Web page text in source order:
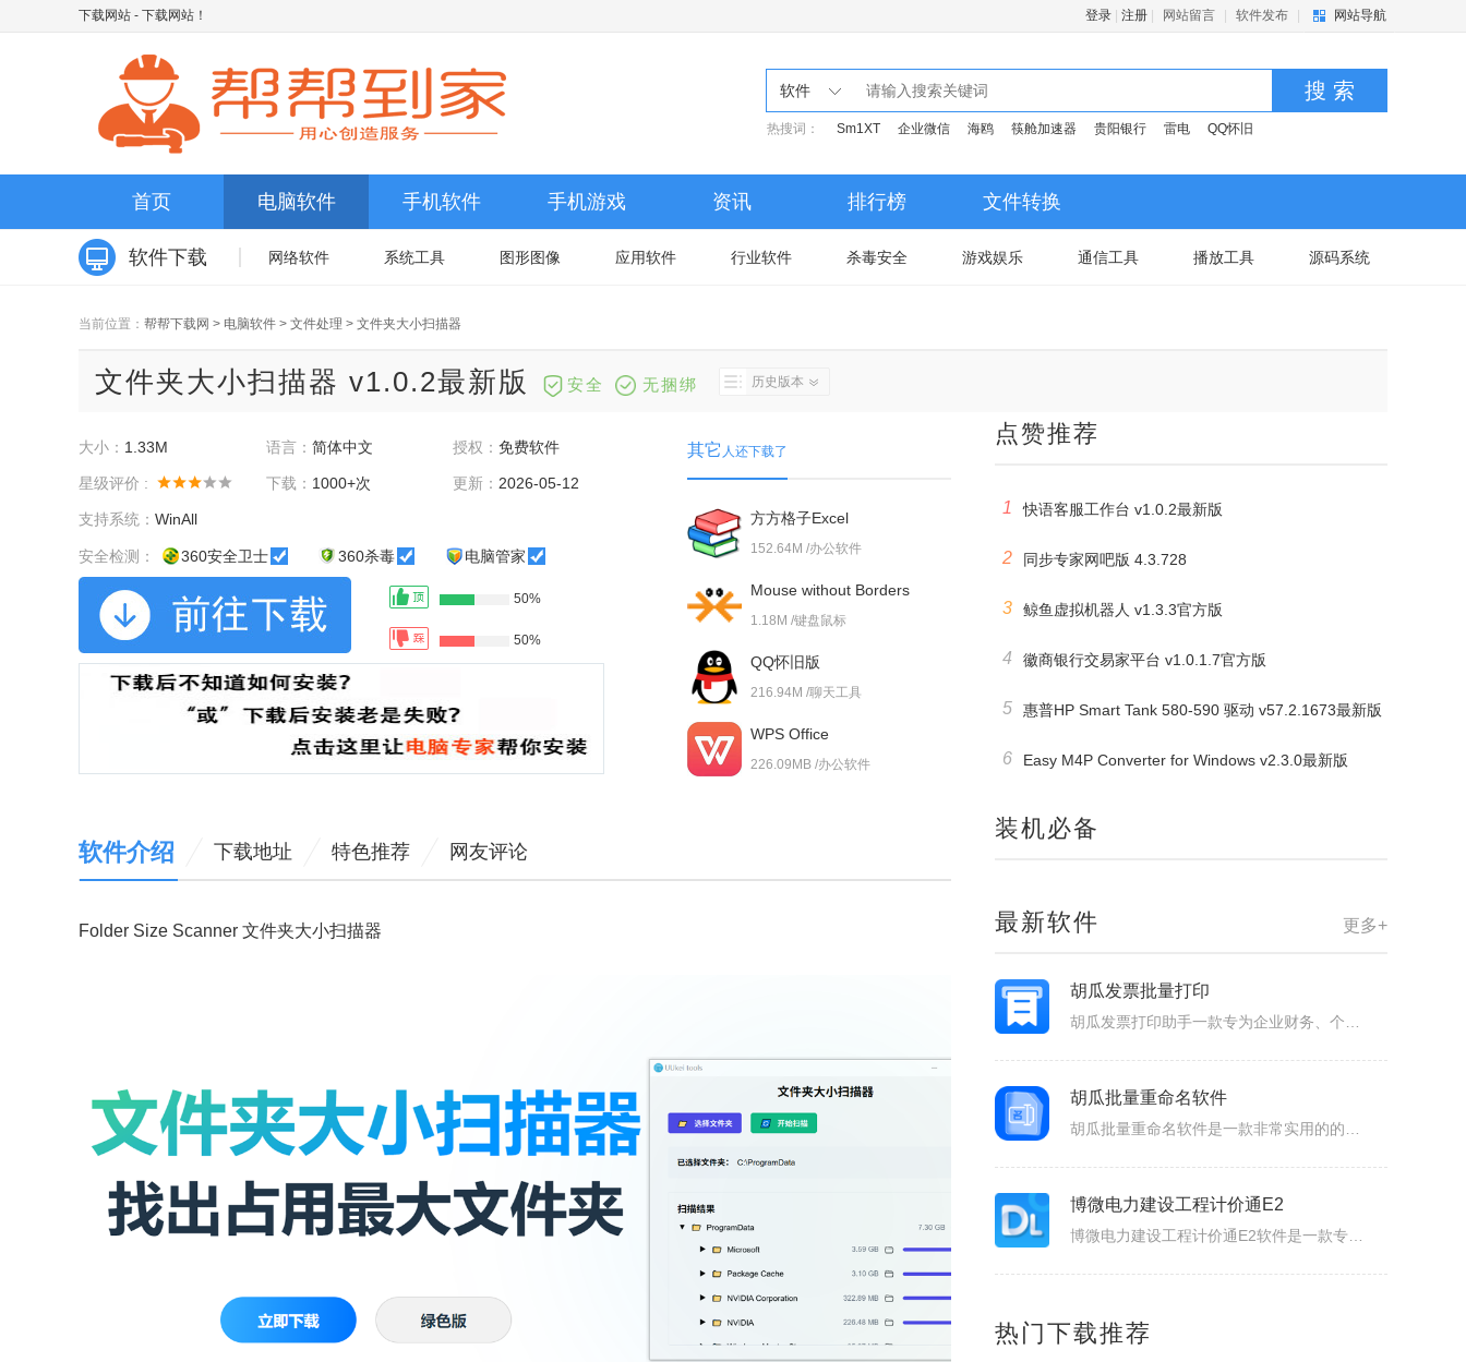
下载网站 - 下载网站！ 登录 注册 网站留言 软件发布 网站导航
软件 搜 索
热搜词： Sm1XT 企业微信 海鸥 筷舱加速器 贵阳银行 雷电 QQ怀旧
首页 电脑软件 手机软件 手机游戏 资讯 排行榜 文件转换
软件下载 网络软件 系统工具 图形图像 应用软件 行业软件 杀毒安全 游戏娱乐 通信工具 播放工具 源码系统
当前位置： 帮帮下载网 > 电脑软件 > 文件处理 > 文件夹大小扫描器
文件夹大小扫描器 v1.0.2最新版 安全 无捆绑 历史版本
大小： 1.33M 语言： 简体中文 授权：免费软件
星级评价 : 下载： 1000+次 更新： 2026-05-12
支持系统： WinAll
安全检测： 360安全卫士 360杀毒 电脑管家
50%
50%
其它 人还下载了
方方格子Excel
152.64M /办公软件
Mouse without Borders
1.18M /键盘鼠标
QQ怀旧版
216.94M /聊天工具
WPS Office
226.09MB /办公软件
软件介绍 下载地址 特色推荐 网友评论
Folder Size Scanner 文件夹大小扫描器
点赞推荐
1 快语客服工作台 v1.0.2最新版
2 同步专家网吧版 4.3.728
3 鲸鱼虚拟机器人 v1.3.3官方版
4 徽商银行交易家平台 v1.0.1.7官方版
5 惠普HP Smart Tank 580-590 驱动 v57.2.1673最新版
6 Easy M4P Converter for Windows v2.3.0最新版
装机必备
更多+
最新软件
胡瓜发票批量打印
胡瓜批量重命名软件
博微电力建设工程计价通E2
热门下载推荐